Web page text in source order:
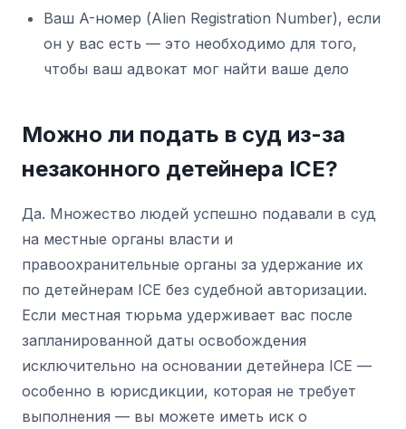
Ваш A-номер (Alien Registration Number), если
он у вас есть — это необходимо для того,
чтобы ваш адвокат мог найти ваше дело
Можно ли подать в суд из-за
незаконного детейнера ICE?
Да. Множество людей успешно подавали в суд
на местные органы власти и
правоохранительные органы за удержание их
по детейнерам ICE без судебной авторизации.
Если местная тюрьма удерживает вас после
запланированной даты освобождения
исключительно на основании детейнера ICE —
особенно в юрисдикции, которая не требует
выполнения — вы можете иметь иск о